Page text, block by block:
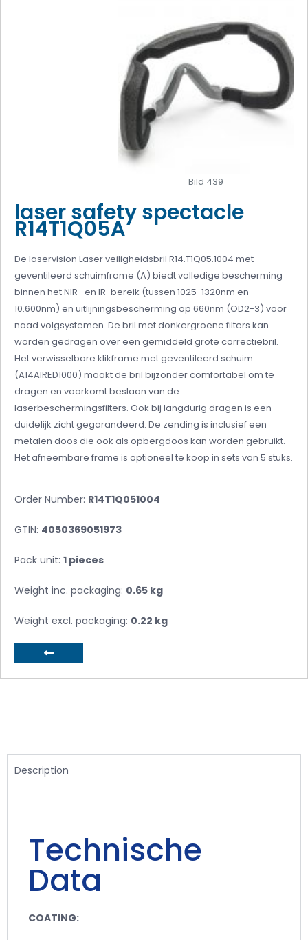
Bild 439
laser safety spectacle
R14T1Q05A
De laservision Laser veiligheidsbril R14.T1Q05.1004 met
geventileerd schuimframe (A) biedt volledige bescherming
binnen het NIR- en IR-bereik (tussen 1025-1320nm en
10.600nm) en uitlijningsbescherming op 660nm (OD2-3) voor
naad volgsystemen. De bril met donkergroene filters kan
worden gedragen over een gemiddeld grote correctiebril.
Het verwisselbare klikframe met geventileerd schuim
(A14AIRED1000) maakt de bril bijzonder comfortabel om te
dragen en voorkomt beslaan van de
laserbeschermingsfilters. Ook bij langdurig dragen is een
duidelijk zicht gegarandeerd. De zending is inclusief een
metalen doos die ook als opbergdoos kan worden gebruikt.
Het afneembare frame is optioneel te koop in sets van 5 stuks.
Order Number: R14T1Q051004
GTIN: 4050369051973
Pack unit: 1 pieces
Weight inc. packaging: 0.65 kg
Weight excl. packaging: 0.22 kg
Description
Technische
Data
COATING: